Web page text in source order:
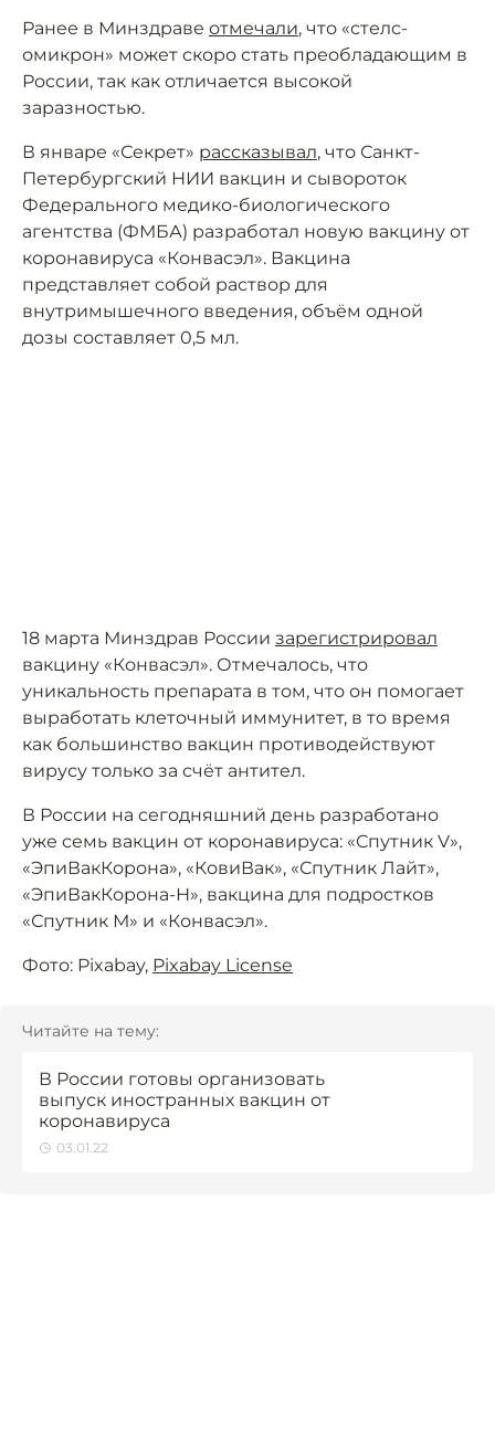
Ранее в Минздраве отмечали, что «стелс-
омикрон» может скоро стать преобладающим в
России, так как отличается высокой
заразностью.
В январе «Секрет» рассказывал, что Санкт-
Петербургский НИИ вакцин и сывороток
Федерального медико-биологического
агентства (ФМБА) разработал новую вакцину от
коронавируса «Конвасэл». Вакцина
представляет собой раствор для
внутримышечного введения, объём одной
дозы составляет 0,5 мл.
18 марта Минздрав России зарегистрировал
вакцину «Конвасэл». Отмечалось, что
уникальность препарата в том, что он помогает
выработать клеточный иммунитет, в то время
как большинство вакцин противодействуют
вирусу только за счёт антител.
В России на сегодняшний день разработано
уже семь вакцин от коронавируса: «Спутник V»,
«ЭпиВакКорона», «КовиВак», «Спутник Лайт»,
«ЭпиВакКорона-Н», вакцина для подростков
«Спутник М» и «Конвасэл».
Фото: Pixabay, Pixabay License
Читайте на тему:
В России готовы организовать
выпуск иностранных вакцин от
коронавируса
03.01.22